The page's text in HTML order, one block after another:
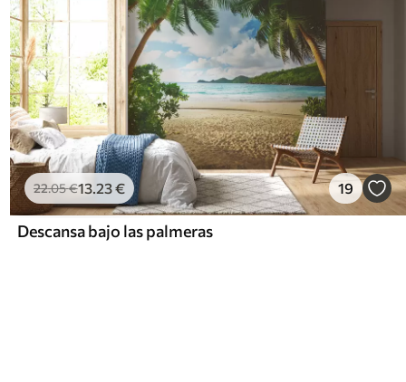
22.05€13.23€ 19
Descansa bajo las palmeras